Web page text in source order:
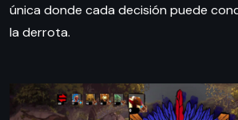
única donde cada decisión puede
la derrota.